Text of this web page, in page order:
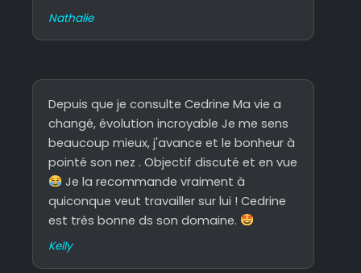
Nathalie
Depuis que je consulte Cedrine Ma vie a
changé, évolution incroyable Je me sens
beaucoup mieux, j'avance et le bonheur à
pointé son nez . Objectif discuté et en vue
Je la recommande vraiment à
quiconque veut travailler sur lui ! Cedrine
est très bonne ds son domaine.
Kelly